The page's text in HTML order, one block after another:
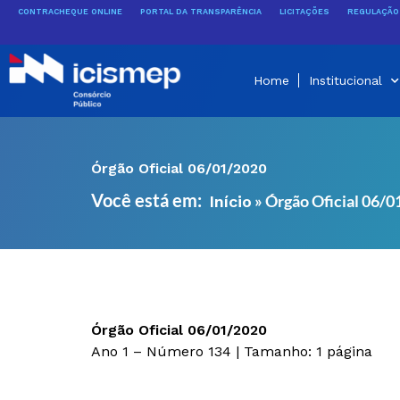
conteúdo
CONTRACHEQUE ONLINE PORTAL DA TRANSPARÊNCIA LICITAÇÕES
Home Institucional
Órgão Oficial 06/01/2020
Você está em: Início »Órgão Oficial 06/
Órgão Oficial 06/01/2020
Ano 1 – Número 134 | Tamanho: 1 página